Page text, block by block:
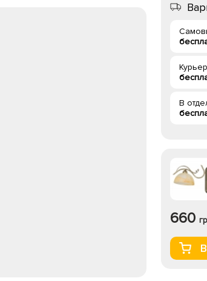
В
660